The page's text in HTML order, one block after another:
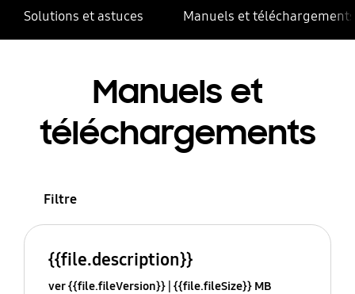
Solutions et astuces Manuels et téléchargements
Manuels et
téléchargements
Filtre
{{file.description}}
ver {{file.fileVersion}} {{file.fileSize}} MB